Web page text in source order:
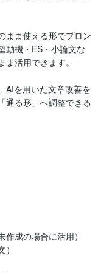
まま使える形でプロン
動機・ES・小論文な
活用できます。
AIを用いた文章改善を
通る形」へ調整できる
成の場合に活用）